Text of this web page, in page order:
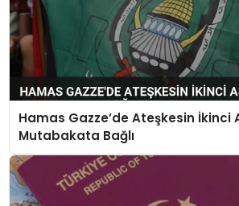
Hamas Gazze’de Ateşkesin İkinci
Mutabakata Bağlı